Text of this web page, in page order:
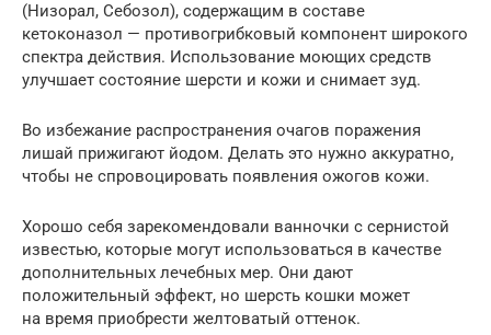
(Низорал, Себозол), содержащим в составе
кетоконазол — противогрибковый компонент широкого
спектра действия. Использование моющих средств
улучшает состояние шерсти и кожи и снимает зуд.
Во избежание распространения очагов поражения
лишай прижигают йодом. Делать это нужно аккуратно,
чтобы не спровоцировать появления ожогов кожи.
Хорошо себя зарекомендовали ванночки с сернистой
известью, которые могут использоваться в качестве
дополнительных лечебных мер. Они дают
положительный эффект, но шерсть кошки может
на время приобрести желтоватый оттенок.